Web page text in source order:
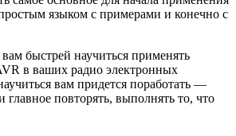
языком с примерами и конечно с
быстрей научиться применять
в ваших радио электронных
вам придется поработать —
главное повторять, выполнять то, что